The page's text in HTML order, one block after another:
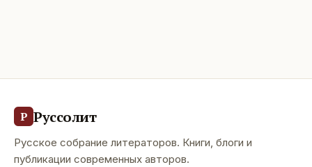
Р Руссолит
Русское собрание литераторов. Книги, блоги и
публикации современных авторов.